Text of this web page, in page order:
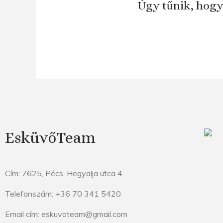
Úgy tűnik,
EsküvőTeam
Cím: 7625, Pécs, Hegyalja utca 4.
Telefonszám: +36 70 341 5420
Email cím: eskuvoteam@gmail.com